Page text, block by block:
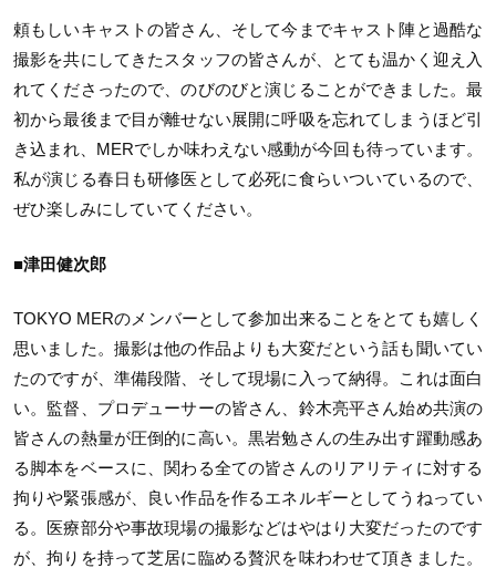
頼もしいキャストの皆さん、そして今までキャスト陣と過酷な
撮影を共にしてきたスタッフの皆さんが、とても温かく迎え入
れてくださったので、のびのびと演じることができました。最
初から最後まで目が離せない展開に呼吸を忘れてしまうほど引
き込まれ、MERでしか味わえない感動が今回も待っています。
私が演じる春日も研修医として必死に食らいついているので、
ぜひ楽しみにしていてください。
■津田健次郎
TOKYO MERのメンバーとして参加出来ることをとても嬉しく
思いました。撮影は他の作品よりも大変だという話も聞いてい
たのですが、準備段階、そして現場に入って納得。これは面白
い。監督、プロデューサーの皆さん、鈴木亮平さん始め共演の
皆さんの熱量が圧倒的に高い。黒岩勉さんの生み出す躍動感あ
る脚本をベースに、関わる全ての皆さんのリアリティに対する
拘りや緊張感が、良い作品を作るエネルギーとしてうねってい
る。医療部分や事故現場の撮影などはやはり大変だったのです
が、拘りを持って芝居に臨める贅沢を味わわせて頂きました。